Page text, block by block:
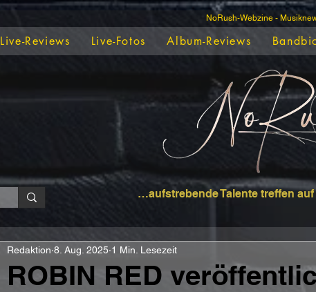
NoRush-Webzine -
Live-Reviews Live-Fotos Album-Reviews
…aufstrebende Talente treffen
ROBIN RED
Redaktion 8. Aug. 2025 1 Min. Lesezeit